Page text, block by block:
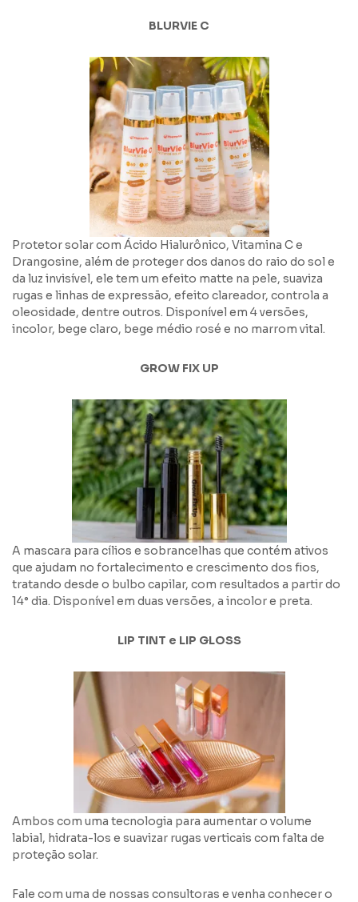
BLURVIE C
Protetor solar com Ácido Hialurônico, Vitamina C e
Drangosine, além de proteger dos danos do raio do sol e
da luz invisível, ele tem um efeito matte na pele, suaviza
rugas e linhas de expressão, efeito clareador, controla a
oleosidade, dentre outros. Disponível em 4 versões,
incolor, bege claro, bege médio rosé e no marrom vital.
GROW FIX UP
A mascara para cílios e sobrancelhas que contém ativos
que ajudam no fortalecimento e crescimento dos fios,
tratando desde o bulbo capilar, com resultados a partir do
14° dia. Disponível em duas versões, a incolor e preta.
LIP TINT e LIP GLOSS
Ambos com uma tecnologia para aumentar o volume
labial, hidrata-los e suavizar rugas verticais com falta de
proteção solar.
Fale com uma de nossas consultoras e venha conhecer o